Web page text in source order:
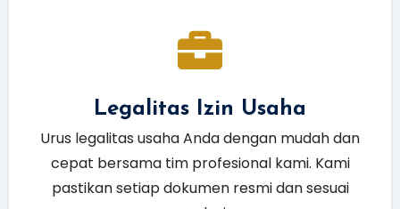
Legalitas Izin Usaha
Urus legalitas usaha Anda dengan mudah dan
cepat bersama tim profesional kami. Kami
pastikan setiap dokumen resmi dan sesuai